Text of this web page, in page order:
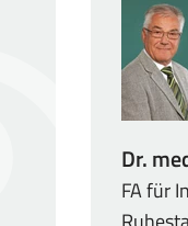
Dr.
FA für